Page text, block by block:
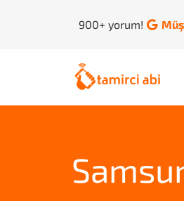
900+ yorum!